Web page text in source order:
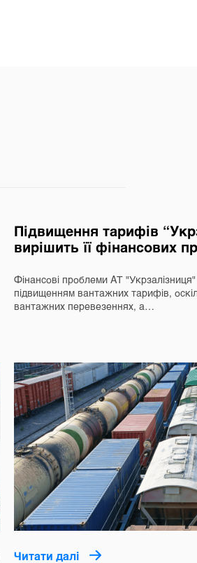
Підвищення тарифів
вирішить її фінансових
Фінансові проблеми АТ
підвищенням вантажних тарифів,
вантажних перевезеннях, а…
Читати далі